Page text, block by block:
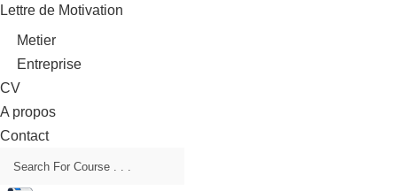
Lettre de Motivation
Metier
Entreprise
CV
A propos
Contact